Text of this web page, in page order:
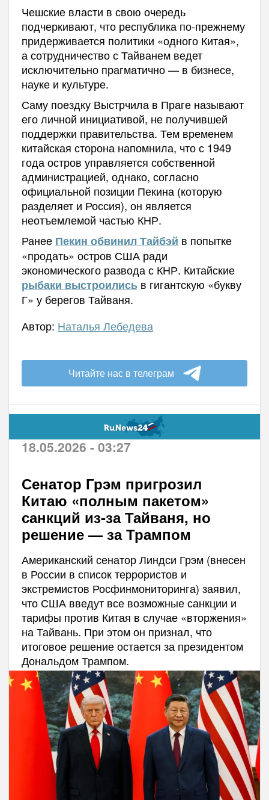
Чешские власти в свою очередь
подчеркивают, что республика по-прежнему
придерживается политики «одного Китая»,
а сотрудничество с Тайванем ведет
исключительно прагматично — в бизнесе,
науке и культуре.
Саму поездку Выстрчила в Праге называют
его личной инициативой, не получившей
поддержки правительства. Тем временем
китайская сторона напомнила, что с 1949
года остров управляется собственной
администрацией, однако, согласно
официальной позиции Пекина (которую
разделяет и Россия), он является
неотъемлемой частью КНР.
Ранее Пекин обвинил Тайбэй в попытке
«продать» остров США ради
экономического развода с КНР. Китайские
рыбаки выстроилисьв гигантскую «букву
Г» у берегов Тайваня.
Автор: Наталья Лебедева
Читайте нас в телеграм
18.05.2026 - 03:27
Сенатор Грэм пригрозил
Китаю «полным пакетом»
санкций из-за Тайваня, но
решение — за Трампом
Американский сенатор Линдси Грэм (внесен
в России в список террористов и
экстремистов Росфинмониторинга) заявил,
что США введут все возможные санкции и
тарифы против Китая в случае «вторжения»
на Тайвань. При этом он признал, что
итоговое решение остается за президентом
Дональдом Трампом.